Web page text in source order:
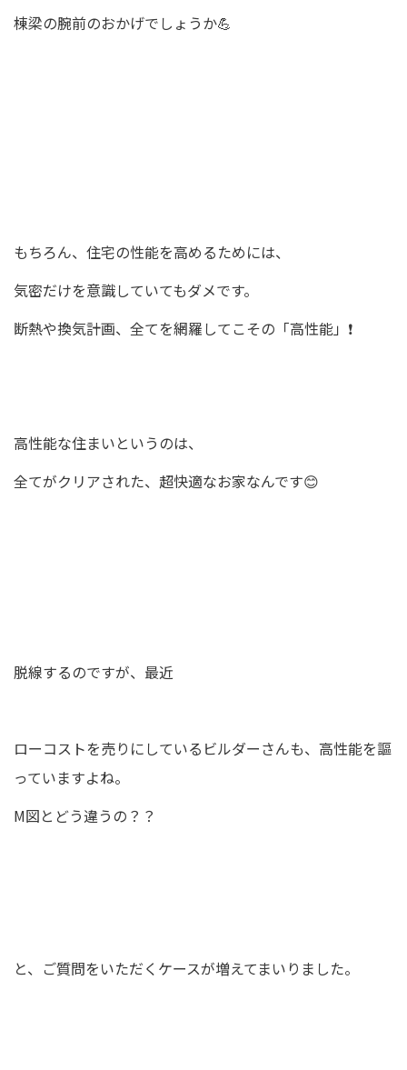
棟梁の腕前のおかげでしょうか💪
もちろん、住宅の性能を高めるためには、
気密だけを意識していてもダメです。
断熱や換気計画、全てを網羅してこその「高性能」❗️
高性能な住まいというのは、
全てがクリアされた、超快適なお家なんです😊
脱線するのですが、最近
ローコストを売りにしているビルダーさんも、高性能を謳
っていますよね。
M図とどう違うの？？
と、ご質問をいただくケースが増えてまいりました。